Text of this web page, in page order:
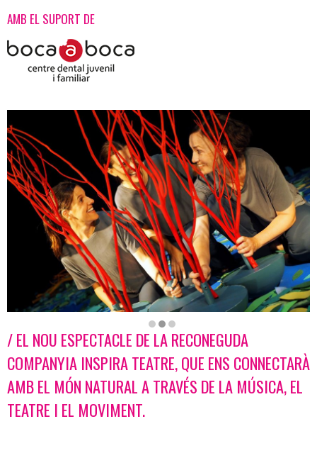
AMB EL SUPORT DE
Diapositiva 2 de 3
/ EL NOU ESPECTACLE DE LA RECONEGUDA
COMPANYIA INSPIRA TEATRE, QUE ENS CONNECTARÀ
AMB EL MÓN NATURAL A TRAVÉS DE LA MÚSICA, EL
TEATRE I EL MOVIMENT.